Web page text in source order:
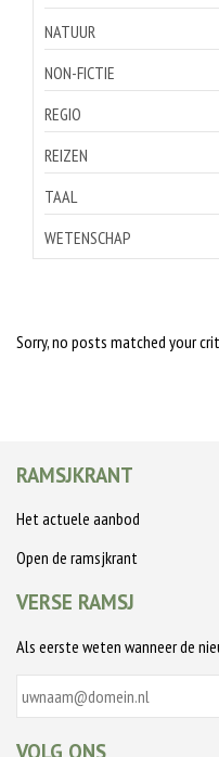
NATUUR
NON-FICTIE
REGIO
REIZEN
TAAL
WETENSCHAP
Sorry, no posts matched your
RAMSJKRANT
Het actuele aanbod
Open de ramsjkrant
VERSE RAMSJ
Als eerste weten wanneer de
VOLG ONS